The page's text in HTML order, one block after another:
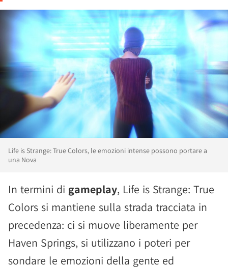
Life is Strange: True Colors, le emozioni intense possono portare a
una Nova
In termini di gameplay, Life is Strange: True
Colors si mantiene sulla strada tracciata in
precedenza: ci si muove liberamente per
Haven Springs, si utilizzano i poteri per
sondare le emozioni della gente ed